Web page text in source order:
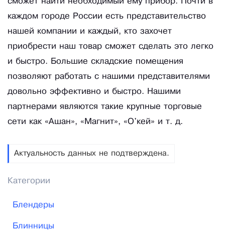
каждом городе России есть представительство
нашей компании и каждый, кто захочет
приобрести наш товар сможет сделать это легко
и быстро. Большие складские помещения
позволяют работать с нашими представителями
довольно эффективно и быстро. Нашими
партнерами являются такие крупные торговые
сети как «Ашан», «Магнит», «О'кей» и т. д.
Актуальность данных не подтверждена.
Категории
Блендеры
Блинницы